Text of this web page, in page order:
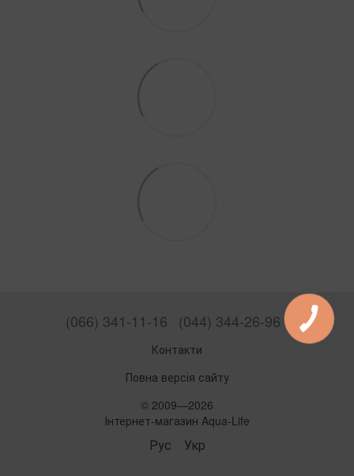
(066) 341-11-16 (044) 344-26-96
Контакти
Повна версія сайту
© 2009—2026
Інтернет-магазин Aqua-Life
Рус Укр